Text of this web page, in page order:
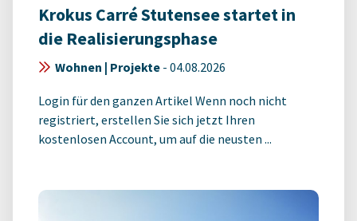
Krokus Carré Stutensee startet in
die Realisierungsphase
Wohnen | Projekte - 04.08.2026
Login für den ganzen Artikel Wenn noch nicht
registriert, erstellen Sie sich jetzt Ihren
kostenlosen Account, um auf die neusten ...